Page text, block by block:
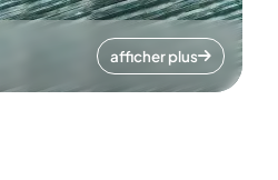
afficher plus